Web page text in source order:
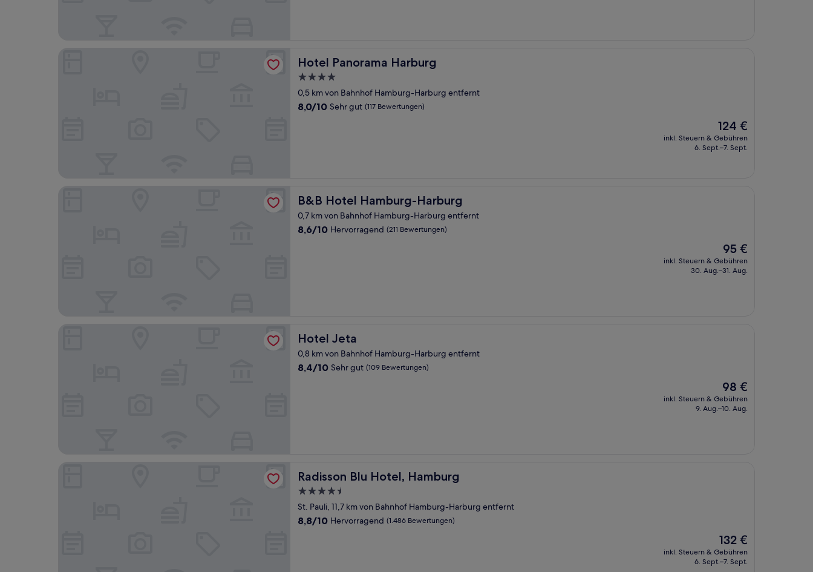
Hotel Panorama Harburg
Hotel Panorama Harburg
4.0-
Sterne-
Unterkunft
0,5 km von Bahnhof Hamburg-Harburg entfernt
8.0
8,0/10 Sehr gut (117 Bewertungen)
Der
Preis
beträgt
124 €
inkl. Steuern & Gebühren
6. Sept.–7. Sept.
B&B Hotel Hamburg-Harburg
B&B Hotel Hamburg-Harburg
0,7 km von Bahnhof Hamburg-Harburg entfernt
8.6
8,6/10 Hervorragend (211 Bewertungen)
Der
Preis
beträgt
95 €
inkl. Steuern & Gebühren
30. Aug.–31. Aug.
Hotel Jeta
Hotel Jeta
0,8 km von Bahnhof Hamburg-Harburg entfernt
8.4
8,4/10 Sehr gut (109 Bewertungen)
Der
Preis
beträgt
98 €
inkl. Steuern & Gebühren
9. Aug.–10. Aug.
Radisson Blu Hotel, Hamburg
Radisson Blu Hotel, Hamburg
4.5-
Sterne-
Unterkunft
St. Pauli, 11,7 km von Bahnhof Hamburg-Harburg entfernt
8.8
8,8/10 Hervorragend (1.486 Bewertungen)
Der
Preis
beträgt
132 €
inkl. Steuern & Gebühren
6. Sept.–7. Sept.